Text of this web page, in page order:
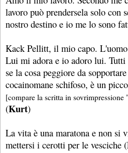
lavoro può prendersela solo con
nostro destino e io me lo sono
Kack Pellitt, il mio capo.
Lui mi adora e io adoro lui.
se la cosa peggiore da
cocainomane schifoso, è un
[compare la scritta in
(Kurt)
La vita è una maratona e non si
mettersi i cerotti per le vesciche (